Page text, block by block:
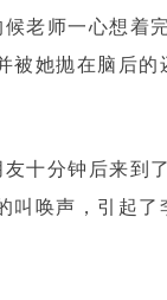
师一心想着
她抛在脑后
分钟后来到
唤声，引起